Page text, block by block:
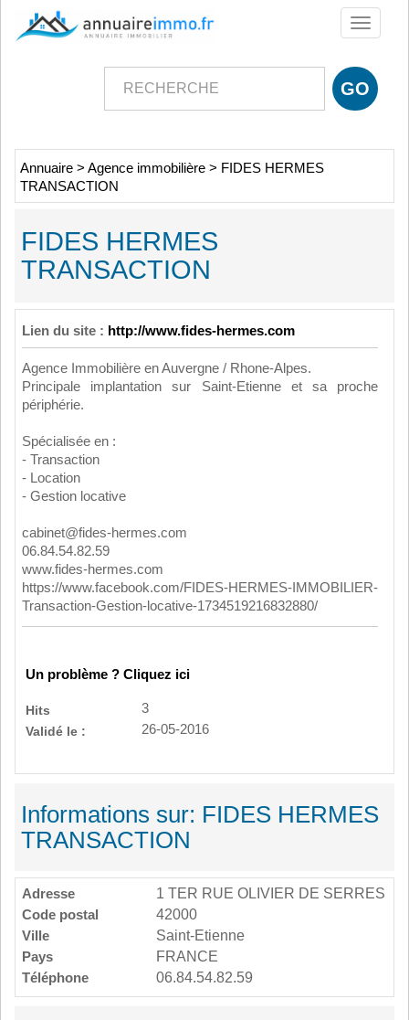
Toggle
Annuaire > Agence immobilière > FIDES HERMES
TRANSACTION
FIDES HERMES
TRANSACTION
Lien du site : http://www.fides-hermes.com
Agence Immobilière en Auvergne / Rhone-Alpes.
Principale implantation sur Saint-Etienne et sa proche
périphérie.
Spécialisée en :
- Transaction
- Location
- Gestion locative
cabinet@fides-hermes.com
06.84.54.82.59
www.fides-hermes.com
https://www.facebook.com/FIDES-HERMES-IMMOBILIER-
Transaction-Gestion-locative-1734519216832880/
Un problème ? Cliquez ici
Hits
3
Validé le :
26-05-2016
Informations sur: FIDES HERMES
TRANSACTION
Adresse
1 TER RUE OLIVIER DE SERRES
Code postal
42000
Ville
Saint-Etienne
Pays
FRANCE
Téléphone
06.84.54.82.59